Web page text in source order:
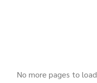
No more pages to load